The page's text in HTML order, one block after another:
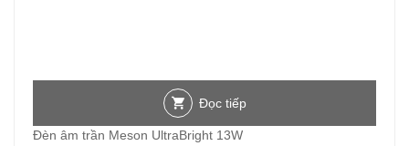
Đọc tiếp
Đèn âm trần Meson UltraBright 13W